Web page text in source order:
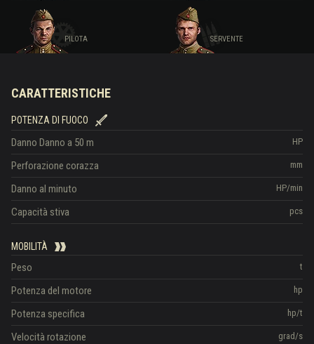
PILOTA SERVENTE
CARATTERISTICHE
POTENZA DI FUOCO
HP
Danno Danno a 50 m
mm
Perforazione corazza
HP/min
Danno al minuto
pcs
Capacità stiva
MOBILITÀ
t
Peso
hp
Potenza del motore
hp/t
Potenza specifica
grad/s
Velocità rotazione